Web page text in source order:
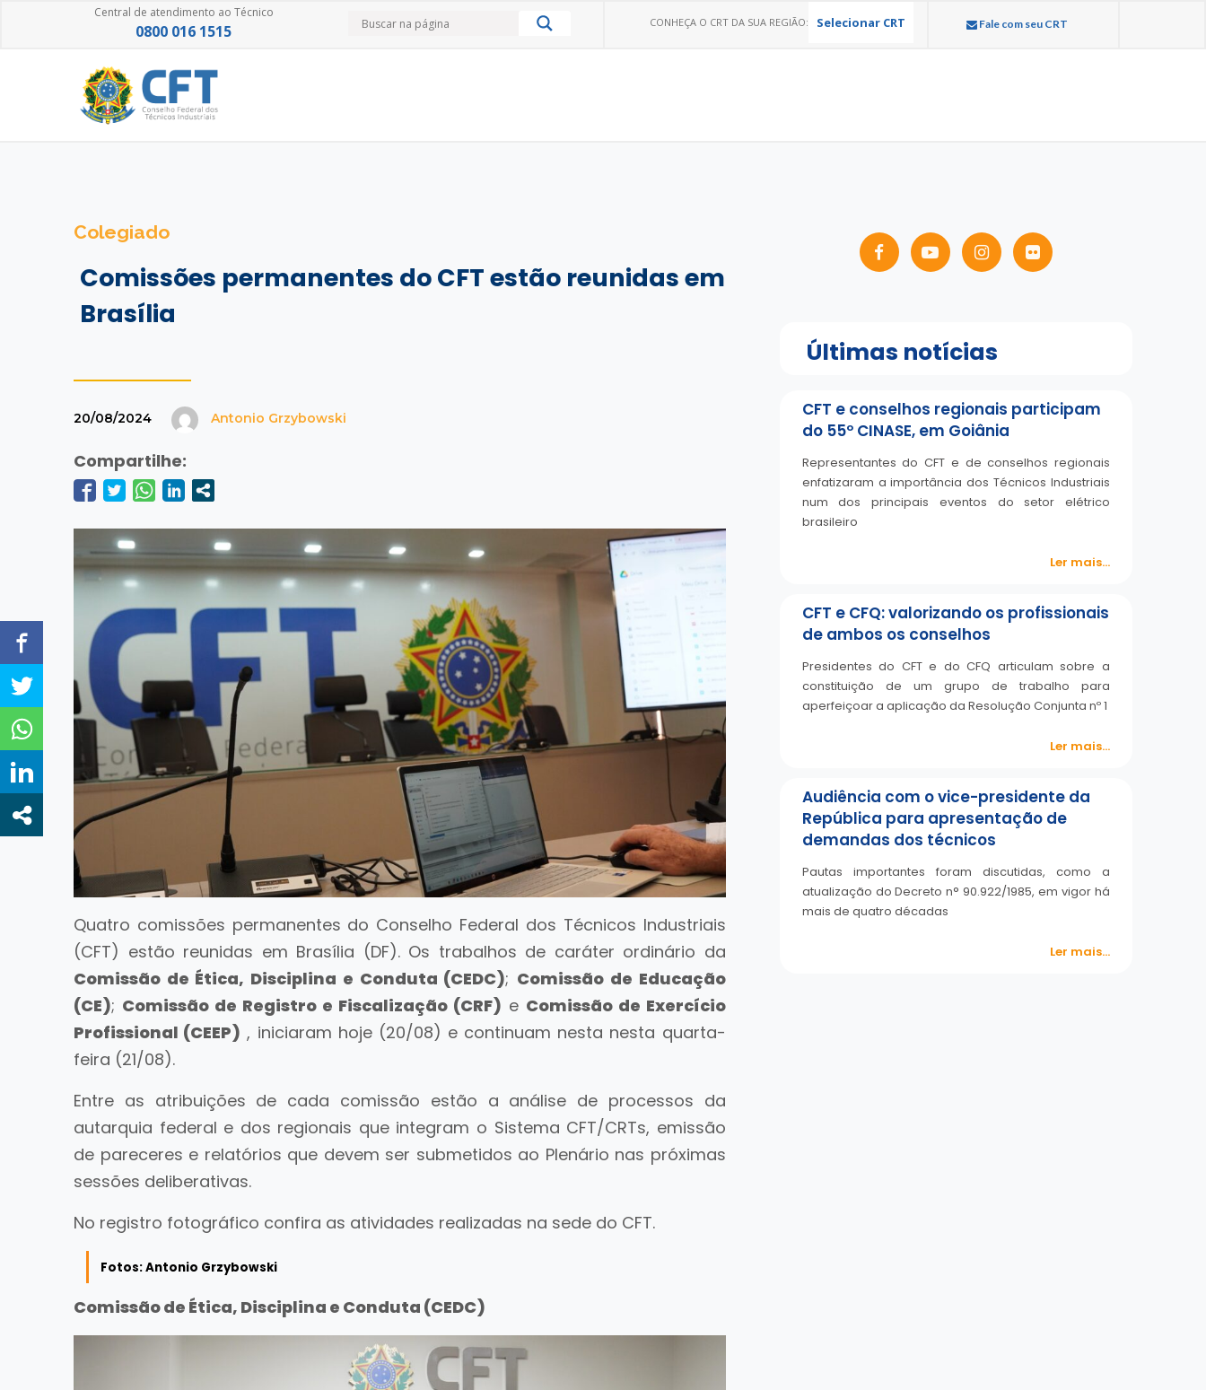
Central de atendimento ao Técnico
0800 016 1515 CONHEÇA O CRT DA SUA REGIÃO: Selecionar CRT Fale com seu CRT
Colegiado
Comissões permanentes do CFT estão reunidas em
Brasília
20/08/2024 Antonio Grzybowski
Compartilhe:
Quatro comissões permanentes do Conselho Federal dos Técnicos Industriais
(CFT) estão reunidas em Brasília (DF). Os trabalhos de caráter ordinário da
Comissão de Ética, Disciplina e Conduta (CEDC); Comissão de Educação
(CE); Comissão de Registro e Fiscalização (CRF) e Comissão de Exercício
Profissional (CEEP) , iniciaram hoje (20/08) e continuam nesta nesta quarta-
feira (21/08).
Entre as atribuições de cada comissão estão a análise de processos da
autarquia federal e dos regionais que integram o Sistema CFT/CRTs, emissão
de pareceres e relatórios que devem ser submetidos ao Plenário nas próximas
sessões deliberativas.
No registro fotográfico confira as atividades realizadas na sede do CFT.
Fotos: Antonio Grzybowski
Comissão de Ética, Disciplina e Conduta (CEDC)
Últimas notícias
CFT e conselhos regionais participam
do 55º CINASE, em Goiânia
Representantes do CFT e de conselhos regionais
enfatizaram a importância dos Técnicos Industriais
num dos principais eventos do setor elétrico
brasileiro
Ler mais...
CFT e CFQ: valorizando os profissionais
de ambos os conselhos
Presidentes do CFT e do CFQ articulam sobre a
constituição de um grupo de trabalho para
aperfeiçoar a aplicação da Resolução Conjunta nº 1
Ler mais...
Audiência com o vice-presidente da
República para apresentação de
demandas dos técnicos
Pautas importantes foram discutidas, como a
atualização do Decreto n° 90.922/1985, em vigor há
mais de quatro décadas
Ler mais...